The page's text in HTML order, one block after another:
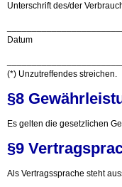
Unterschrift des/der
Datum
(*) Unzutreffendes streichen.
§8
Es gelten die gesetzlichen
§9
Als Vertragssprache steht